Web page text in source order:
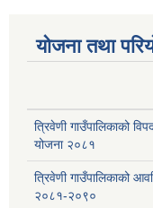
योजना तथा
त्रिवेणी गाउँपालिकाको
योजना २०८१
त्रिवेणी गाउँपालिकाको
२०८१-२०९०